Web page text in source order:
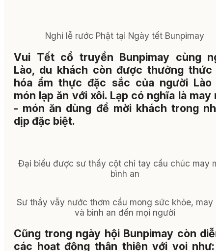
Nghi lễ rước Phật tại Ngày tết Bunpimay
Vui Tết cổ truyền Bunpimay cùng
Lào, du khách còn được thưởng thức
hóa ẩm thực đặc sắc của người Lào
món lạp ăn với xôi. Lạp có nghĩa là may
- món ăn dùng để mời khách trong
dịp đặc biệt.
Đại biểu được sư thầy cột chỉ tay cầu chúc may
bình an
Sư thầy vẫy nước thơm cầu mong sức khỏe, may
và bình an đến mọi người
Cũng trong ngày hội Bunpimay còn
các hoạt động thân thiện với voi như: